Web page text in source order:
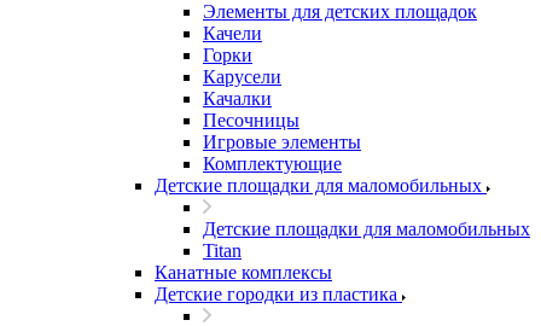
Элементы для детских площадок
Качели
Горки
Карусели
Качалки
Песочницы
Игровые элементы
Комплектующие
Детские площадки для маломобильных
Детские площадки для маломобильных
Titan
Канатные комплексы
Детские городки из пластика